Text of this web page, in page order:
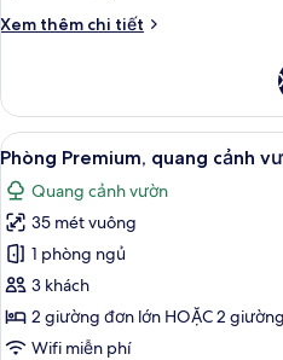
đình
Xem thêm chi tiết
Chi
Phòng
Suite
dành
gia
đình
Xem
tất
cả
ảnh
Phòng
Premium,
quang
cảnh
8
Phòng Premium, quang cảnh
Quang cảnh vườn
35 mét vuông
1 phòng ngủ
3 khách
2 giường đơn lớn HOẶC 2
Wifi miễn phí